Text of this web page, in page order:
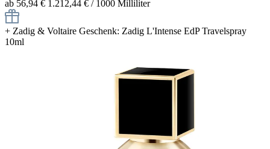
ab 56,94 € 1.212,44 € / 1000 Milliliter
+ Zadig & Voltaire Geschenk: Zadig L'Intense EdP Travelspray
10ml